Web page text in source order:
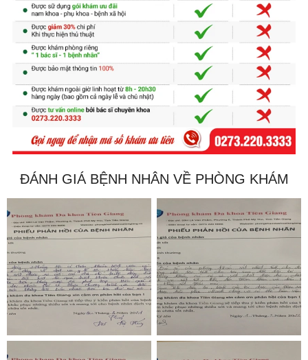
ĐÁNH GIÁ BỆNH NHÂN VỀ PHÒNG KHÁM